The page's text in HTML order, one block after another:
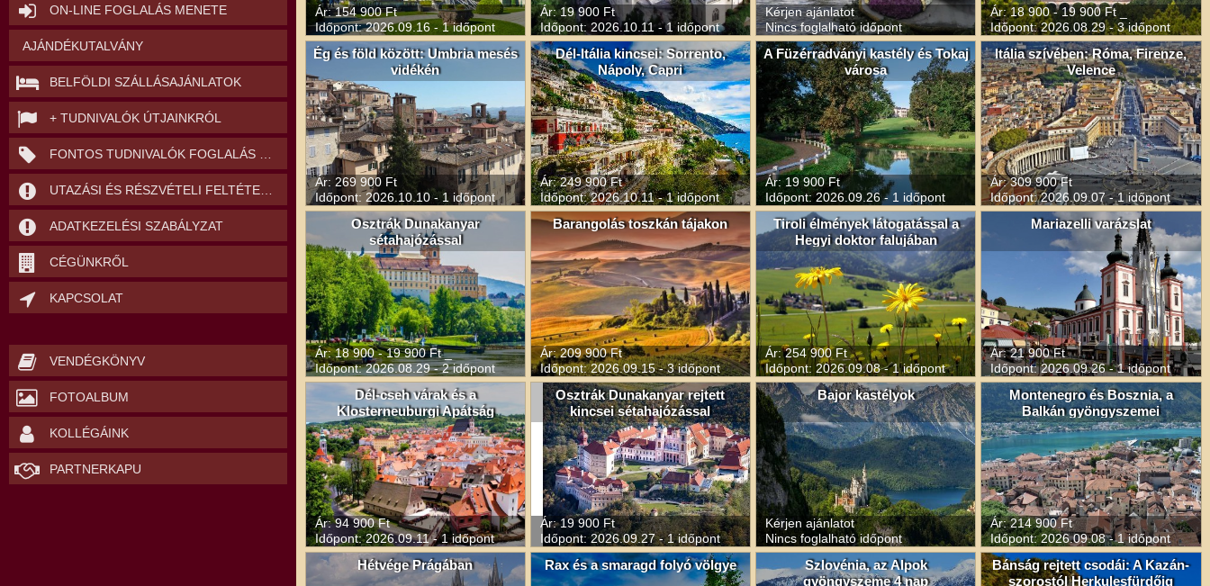
ON-LINE FOGLALÁS MENETE
AJÁNDÉKUTALVÁNY
BELFÖLDI SZÁLLÁSAJÁNLATOK
+ TUDNIVALÓK ÚTJAINKRÓL
ADATKEZELÉSI SZABÁLYZAT
CÉGÜNKRŐL
KAPCSOLAT
VENDÉGKÖNYV
FOTOALBUM
KOLLÉGÁINK
PARTNERKAPU
Ár: 154 900 Ft
Időpont: 2026.09.16 - 1 időpont
Ár: 19 900 Ft
Időpont: 2026.10.11 - 1 időpont
Kérjen ajánlatot
Nincs foglalható időpont
Ár: 18 900 - 19 900 Ft _
Időpont: 2026.08.29 - 3 időpont
Ég és föld között: Umbria mesés
vidékén
Ár: 269 900 Ft
Időpont: 2026.10.10 - 1 időpont
Dél-Itália kincsei: Sorrento,
Nápoly, Capri
Ár: 249 900 Ft
Időpont: 2026.10.11 - 1 időpont
A Füzérradványi kastély és Tokaj
városa
Ár: 19 900 Ft
Időpont: 2026.09.26 - 1 időpont
Itália szívében: Róma, Firenze,
Velence
Ár: 309 900 Ft
Időpont: 2026.09.07 - 1 időpont
Osztrák Dunakanyar
sétahajózással
Ár: 18 900 - 19 900 Ft _
Időpont: 2026.08.29 - 2 időpont
Barangolás toszkán tájakon
Ár: 209 900 Ft
Időpont: 2026.09.15 - 3 időpont
Tiroli élmények látogatással a
Hegyi doktor falujában
Ár: 254 900 Ft
Időpont: 2026.09.08 - 1 időpont
Mariazelli varázslat
Ár: 21 900 Ft
Időpont: 2026.09.26 - 1 időpont
Dél-cseh várak és a
Klosterneuburgi Apátság
Ár: 94 900 Ft
Időpont: 2026.09.11 - 1 időpont
Osztrák Dunakanyar rejtett
kincsei sétahajózással
Ár: 19 900 Ft
Időpont: 2026.09.27 - 1 időpont
Bajor kastélyok
Kérjen ajánlatot
Nincs foglalható időpont
Montenegro és Bosznia, a
Balkán gyöngyszemei
Ár: 214 900 Ft
Időpont: 2026.09.08 - 1 időpont
Hétvége Prágában Rax és a smaragd folyó völgye
Szlovénia, az Alpok
gyöngyszeme 4 nap
Bánság rejtett csodái: A Kazán-
szorostól Herkulesfürdőig